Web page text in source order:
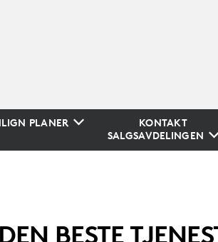
PLANER
KONTAKT
SALGSAVDELINGEN
BESTE